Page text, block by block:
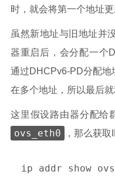
时，就会将第一个地址
虽然新地址与旧地址并
器重启后，会分配一个
通过DHCPv6-PD分配地
在多个地址，所以最后
这里假设路由器分配给
ovs_eth0 ，那么获